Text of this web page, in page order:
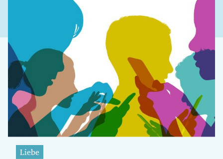
Untermenü
Untermenü
Untermenü
Untermenü
Untermenü
Liebe